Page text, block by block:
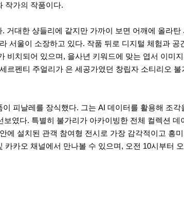
작가의 작품이다.
거대한 샹들리에 같지만 가까이 보면 어깨에 올라
서울이 소장하고 있다. 작품 뒤로 디지털 체험과
치되어 있으며, 을사년 키워드에 맞는 엽서 이미
펜티 주얼리가 은 세공가였던 창립자 소티리오
피날레를 장식했다. 그는 AI 데이터를 활용해 조
보였다. 특별히 불가리가 아카이빙한 전체 컬렉션
에 설치된 관객 참여형 전시로 가장 감각적이고 흥
카오 채널에서 만나볼 수 있으며, 오전 10시부터